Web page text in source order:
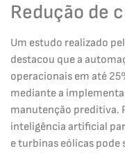
Redução de
Um estudo realizado
destacou que a
operacionais em até
mediante a
manutenção preditiva.
inteligência artificial
e turbinas eólicas